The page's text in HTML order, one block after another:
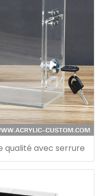
qualité avec serrure